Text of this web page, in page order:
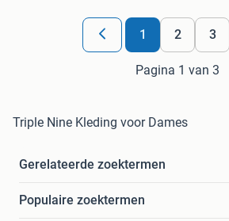
1 2 3
Pagina 1 van 3
Triple Nine Kleding voor Dames
Gerelateerde zoektermen
Populaire zoektermen